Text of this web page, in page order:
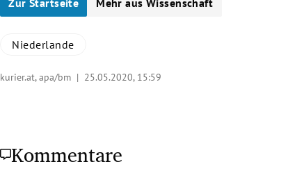
Niederlande
kurier.at, apa/bm | 25.05.2020, 15:59
Kommentare